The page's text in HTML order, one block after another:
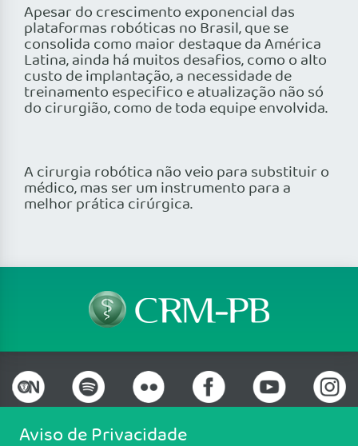
Apesar do crescimento exponencial das
plataformas robóticas no Brasil, que se
consolida como maior destaque da América
Latina, ainda há muitos desafios, como o alto
custo de implantação, a necessidade de
treinamento especifico e atualização não só
do cirurgião, como de toda equipe envolvida.
A cirurgia robótica não veio para substituir o
médico, mas ser um instrumento para a
melhor prática cirúrgica.
Aviso de Privacidade